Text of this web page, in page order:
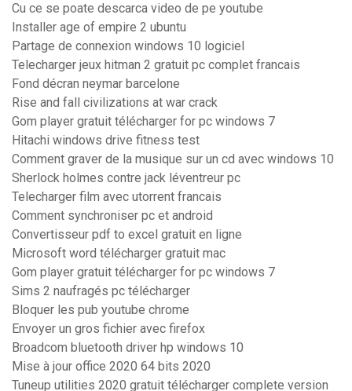
Cu ce se poate descarca video de pe youtube
Installer age of empire 2 ubuntu
Partage de connexion windows 10 logiciel
Telecharger jeux hitman 2 gratuit pc complet francais
Fond décran neymar barcelone
Rise and fall civilizations at war crack
Gom player gratuit télécharger for pc windows 7
Hitachi windows drive fitness test
Comment graver de la musique sur un cd avec windows 10
Sherlock holmes contre jack léventreur pc
Telecharger film avec utorrent francais
Comment synchroniser pc et android
Convertisseur pdf to excel gratuit en ligne
Microsoft word télécharger gratuit mac
Gom player gratuit télécharger for pc windows 7
Sims 2 naufragés pc télécharger
Bloquer les pub youtube chrome
Envoyer un gros fichier avec firefox
Broadcom bluetooth driver hp windows 10
Mise à jour office 2020 64 bits 2020
Tuneup utilities 2020 gratuit télécharger complete version